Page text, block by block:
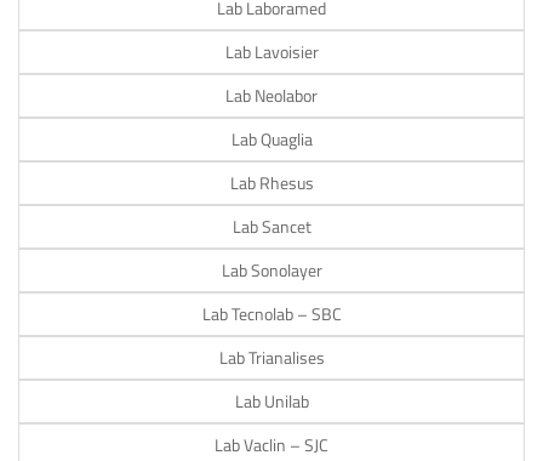
Lab Laboramed
Lab Lavoisier
Lab Neolabor
Lab Quaglia
Lab Rhesus
Lab Sancet
Lab Sonolayer
Lab Tecnolab – SBC
Lab Trianalises
Lab Unilab
Lab Vaclin – SJC